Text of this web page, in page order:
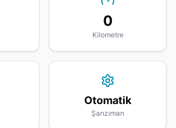
0
Kilometre
Otomatik
Şanzıman